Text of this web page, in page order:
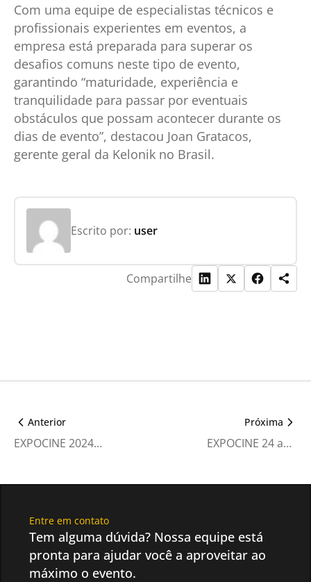
Com uma equipe de especialistas técnicos e
profissionais experientes em eventos, a
empresa está preparada para superar os
desafios comuns neste tipo de evento,
garantindo “maturidade, experiência e
tranquilidade para passar por eventuais
obstáculos que possam acontecer durante os
dias de evento”, destacou Joan Gratacos,
gerente geral da Kelonik no Brasil.
Escrito por: user
Compartilhe
Anterior
EXPOCINE 2024 exibirá com exclusivamente novo filme da ELO Studios
Próxima
EXPOCINE 24 apresenta as expectativas para o setor no próximo ano
Entre em contato
Tem alguma dúvida? Nossa equipe está
pronta para ajudar você a aproveitar ao
máximo o evento.